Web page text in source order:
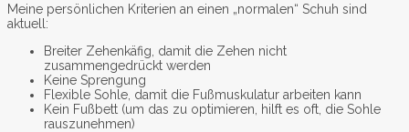
Meine persönlichen Kriterien an einen „normalen“ Schuh sind
aktuell:
Breiter Zehenkäfig, damit die Zehen nicht
zusammengedrückt werden
Keine Sprengung
Flexible Sohle, damit die Fußmuskulatur arbeiten kann
Kein Fußbett (um das zu optimieren, hilft es oft, die Sohle
rauszunehmen)